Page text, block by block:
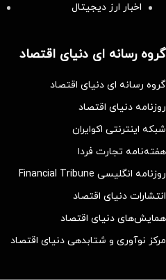
اخبار ارز دیجیتال
گروه رسانه ای دنیای اقتصاد
گروه رسانه ای دنیای اقتصاد
روزنامه دنیای اقتصاد
شبکه اینترنتی اکوایران
هفته‌نامه تجارت فردا
روزنامه انگلیسی Financial Tribune
انتشارات دنیای اقتصاد
همایش‌های دنیای اقتصاد
مرکز نوآوری و شتابدهی دنیای اقتصاد